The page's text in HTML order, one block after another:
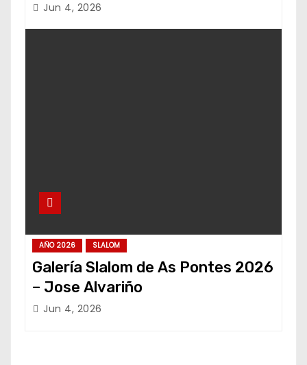
Jun 4, 2026
AÑO 2026 SLALOM
Galería Slalom de As Pontes 2026
– Jose Alvariño
Jun 4, 2026